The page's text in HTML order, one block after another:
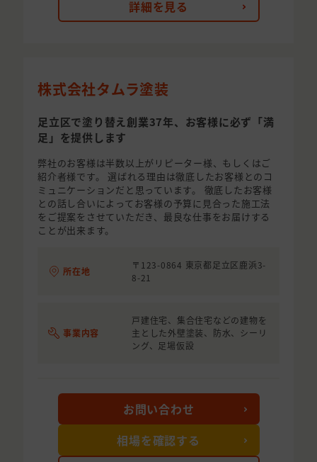
詳細を見る
株式会社タムラ塗装
足立区で塗り替え創業37年、お客様に必ず「満
足」を提供します
弊社のお客様は半数以上がリピーター様、もしくはご
紹介者様です。 選ばれる理由は徹底したお客様とのコ
ミュニケーションだと思っています。 徹底したお客様
との話し合いによってお客様の予算に見合った施工法
をご提案をさせていただき、最良な仕事をお届けする
ことが出来ます。
所在地
〒123-0864 東京都足立区鹿浜3-
8-21
事業内容
戸建住宅、集合住宅などの建物を
主とした外壁塗装、防水、シーリ
ング、足場仮設
お問い合わせ
相場を確認する